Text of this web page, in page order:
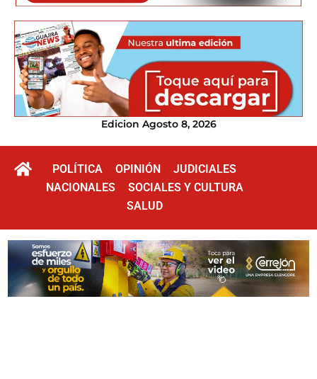
Edicion Agosto 8, 2026
POLÍTICA OPINIÓN
JUDICIALES
NACIONALES
SOCIALES Y CULTURA
SALUD